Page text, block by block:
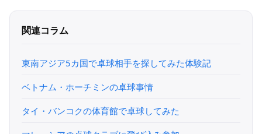
関連コラム
東南アジア5カ国で卓球相手を探してみた体験記
ベトナム・ホーチミンの卓球事情
タイ・バンコクの体育館で卓球してみた